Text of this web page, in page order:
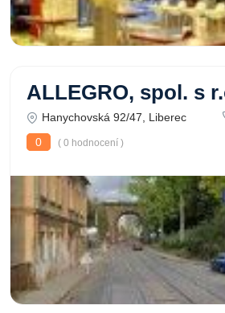
ALLEGRO, spol. s
Hanychovská 92/47, Liberec
0
( 0 hodnocení )